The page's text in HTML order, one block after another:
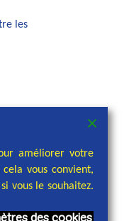
les
améliorer votre
cela vous convient,
vous le souhaitez.